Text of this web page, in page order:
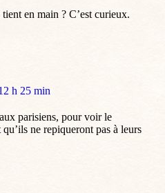
en main ? C’est curieux.
h 25 min
parisiens, pour voir le
ne repiqueront pas à leurs